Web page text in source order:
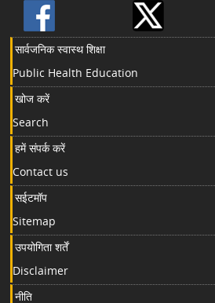
सार्वजनिक स्वास्थ शिक्षा
Public Health Education
खोज करें
Search
हमें संपर्क करें
Contact us
सईटमॉप
Sitemap
उपयोगिता शर्तें
Disclaimer
नीति